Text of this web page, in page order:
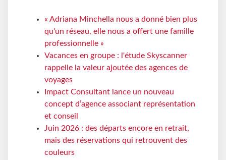
« Adriana Minchella nous a donné bien plus
qu'un réseau, elle nous a offert une famille
professionnelle »
Vacances en groupe : l'étude Skyscanner
rappelle la valeur ajoutée des agences de
voyages
Impact Consultant lance un nouveau
concept d’agence associant représentation
et conseil
Juin 2026 : des départs encore en retrait,
mais des réservations qui retrouvent des
couleurs